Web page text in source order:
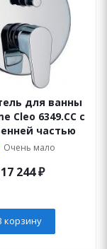
для ванны
Cleo 6349.CC с
частью
Очень мало
17 244₽
корзину